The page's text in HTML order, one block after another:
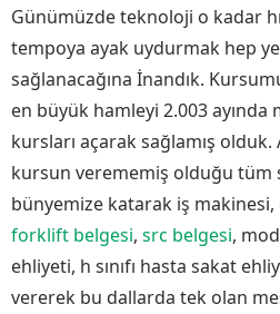
Günümüzde teknoloji o kadar
tempoya ayak uydurmak hep
sağlanacağına İnandık.
en büyük hamleyi 2.003
kursları açarak sağlamış
kursun verememiş olduğu tüm
bünyemize katarak iş
forklift belgesi, src belgesi,
ehliyeti, h sınıfı hasta sakat
vererek bu dallarda tek olan